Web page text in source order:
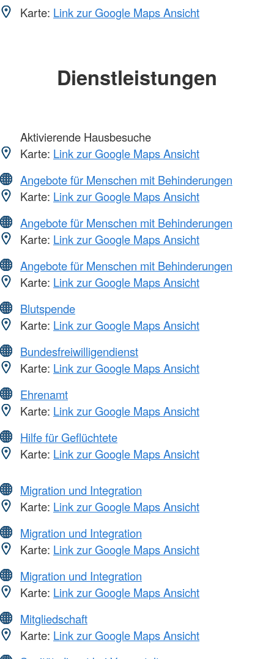
Karte: Link zur Google Maps Ansicht
Dienstleistungen
Aktivierende Hausbesuche
Karte: Link zur Google Maps Ansicht
Angebote für Menschen mit Behinderungen
Karte: Link zur Google Maps Ansicht
Angebote für Menschen mit Behinderungen
Karte: Link zur Google Maps Ansicht
Angebote für Menschen mit Behinderungen
Karte: Link zur Google Maps Ansicht
Blutspende
Karte: Link zur Google Maps Ansicht
Bundesfreiwilligendienst
Karte: Link zur Google Maps Ansicht
Ehrenamt
Karte: Link zur Google Maps Ansicht
Hilfe für Geflüchtete
Karte: Link zur Google Maps Ansicht
Migration und Integration
Karte: Link zur Google Maps Ansicht
Migration und Integration
Karte: Link zur Google Maps Ansicht
Migration und Integration
Karte: Link zur Google Maps Ansicht
Mitgliedschaft
Karte: Link zur Google Maps Ansicht